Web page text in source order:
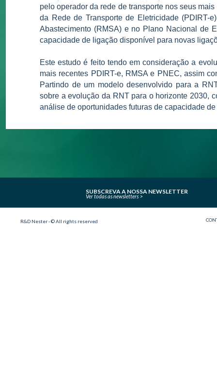
pelo operador da rede de transporte nos seus
da Rede de Transporte de Eletricidade (PDIRT-
Abastecimento (RMSA) e no Plano Nacional de
capacidade de ligação disponível para novas
Este estudo é feito tendo em consideração a
mais recentes PDIRT-e, RMSA e PNEC, assim
Partindo de um modelo desenvolvido para a
sobre a evolução da RNT para o horizonte 2030,
análise de oportunidades futuras de capacidade
SUBSCREVA A NOSSA NEWSLETTER
Ver todas as newsletters
R&D Nester - © All rights reserved